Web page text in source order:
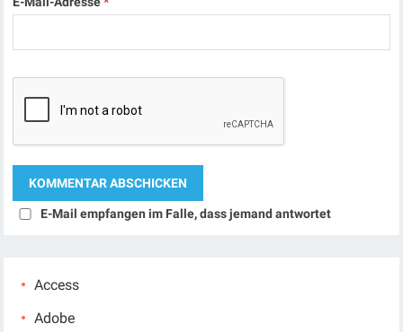
E-Mail empfangen im Falle, dass jemand antwortet
Access
Adobe